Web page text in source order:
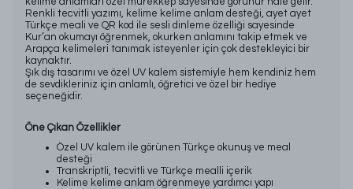
Renkli tecvitli yazımı, kelime kelime anlam desteği, ayet ayet
Türkçe meali ve QR kod ile sesli dinleme özelliği sayesinde
Kur’an okumayı öğrenmek, okurken anlamını takip etmek ve
Arapça kelimeleri tanımak isteyenler için çok destekleyici bir
kaynaktır.
Şık dış tasarımı ve özel UV kalem sistemiyle hem kendiniz hem
de sevdikleriniz için anlamlı, öğretici ve özel bir hediye
seçeneğidir.
Öne Çıkan Özellikler
Özel UV kalem ile görünen Türkçe okunuş ve meal
desteği
Transkriptli, tecvitli ve Türkçe mealli içerik
Kelime kelime anlam öğrenmeye yardımcı yapı